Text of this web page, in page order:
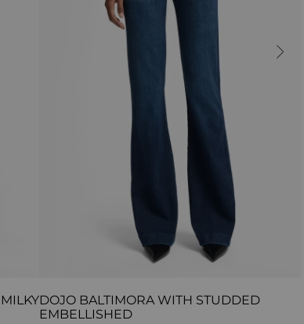
DOJO BALTIMORA WITH STUDDED
EMBELLISHED